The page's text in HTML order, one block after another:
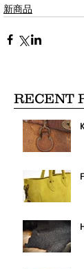
新商品
RECENT